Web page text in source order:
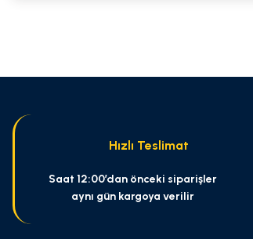
Ürün açıklamasında eksik bilgiler bulunuyor.
Bu ürüne benzer farklı alternatifler olmalı.
Hızlı Teslimat
Saat 12:00’dan önceki siparişler
aynı gün kargoya verilir